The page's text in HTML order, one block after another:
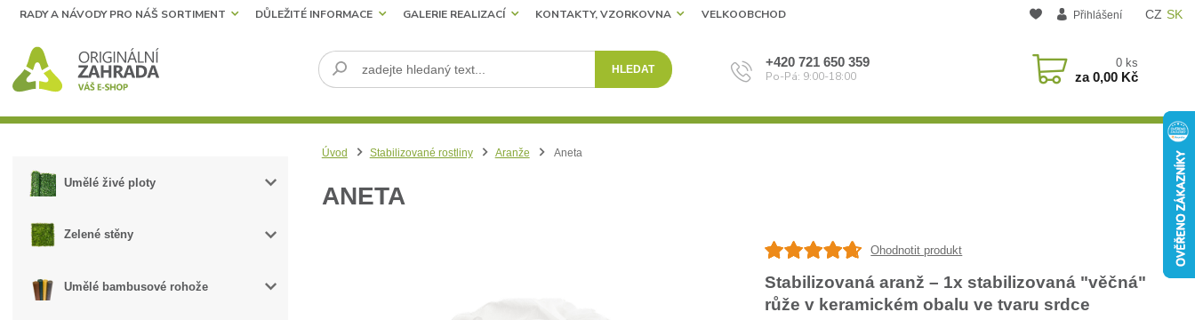
CZ SK
RADY A NÁVODY PRO NÁŠ SORTIMENT DŮLEŽITÉ INFORMACE GALERIE REALIZACÍ KONTAKTY, VZORKOVNA VELKOOBCHOD Přihlášení
HLEDAT +420 721 650 359
Po-Pá: 9:00-18:00
0 ks
za0,00 Kč
Umělé živé ploty
Zelené stěny
Umělé bambusové rohože
Úvod Stabilizované rostliny Aranže Aneta
ANETA
Ohodnotit produkt
Stabilizovaná aranž – 1x stabilizovaná "věčná"
růže v keramickém obalu ve tvaru srdce